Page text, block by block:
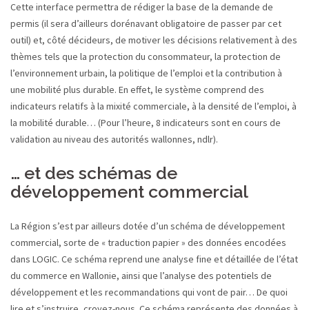
Cette interface permettra de rédiger la base de la demande de
permis (il sera d’ailleurs dorénavant obligatoire de passer par cet
outil) et, côté décideurs, de motiver les décisions relativement à des
thèmes tels que la protection du consommateur, la protection de
l’environnement urbain, la politique de l’emploi et la contribution à
une mobilité plus durable. En effet, le système comprend des
indicateurs relatifs à la mixité commerciale, à la densité de l’emploi, à
la mobilité durable… (Pour l’heure, 8 indicateurs sont en cours de
validation au niveau des autorités wallonnes, ndlr).
… et des schémas de
développement commercial
La Région s’est par ailleurs dotée d’un schéma de développement
commercial, sorte de « traduction papier » des données encodées
dans LOGIC. Ce schéma reprend une analyse fine et détaillée de l’état
du commerce en Wallonie, ainsi que l’analyse des potentiels de
développement et les recommandations qui vont de pair… De quoi